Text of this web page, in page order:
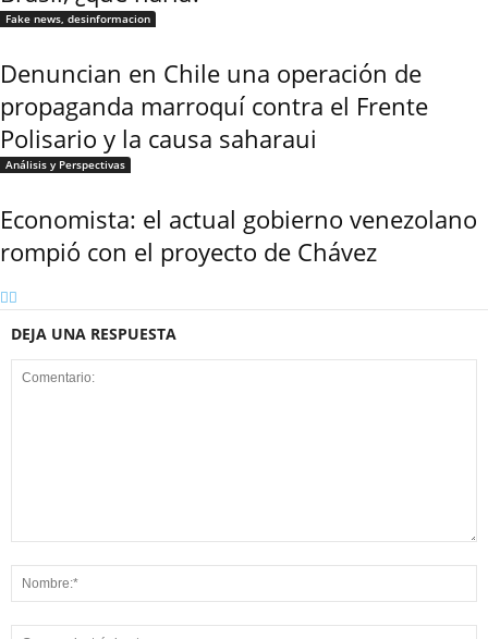
Fake news, desinformacion
Denuncian en Chile una operación de
propaganda marroquí contra el Frente
Polisario y la causa saharaui
Análisis y Perspectivas
Economista: el actual gobierno venezolano
rompió con el proyecto de Chávez
DEJA UNA RESPUESTA